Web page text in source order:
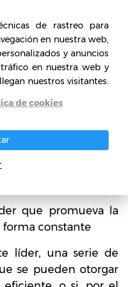
domina y regula la
las partes
importantes es la
como también los
de su parte una
individual para la
que promueva la
constante
líder, una serie de
se pueden otorgar
de rastreo para
en nuestra web,
y anuncios
en nuestra web y
nuestros visitantes.
de cookies